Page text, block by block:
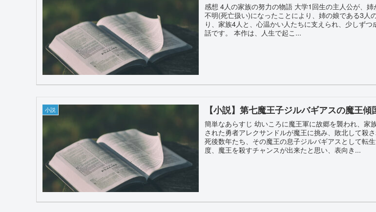
感想 4人の家族の努力の物語 大学1回生の主人公が、
不明(死亡扱い)になったことにより、姉の娘である3人
り、家族4人と、心温かい人たちに支えられ、少しずつ
話です。 本作は、人生で起こ...
小説 【小説】第七魔王子ジルバギアスの魔王傾
簡単なあらすじ 幼いころに魔王軍に故郷を襲われ、家
された勇者アレクサンドルが魔王に挑み、敗北して殺
死後数年たち、その魔王の息子ジルバギアスとして転
度、魔王を殺すチャンスが出来たと思い、表向き...